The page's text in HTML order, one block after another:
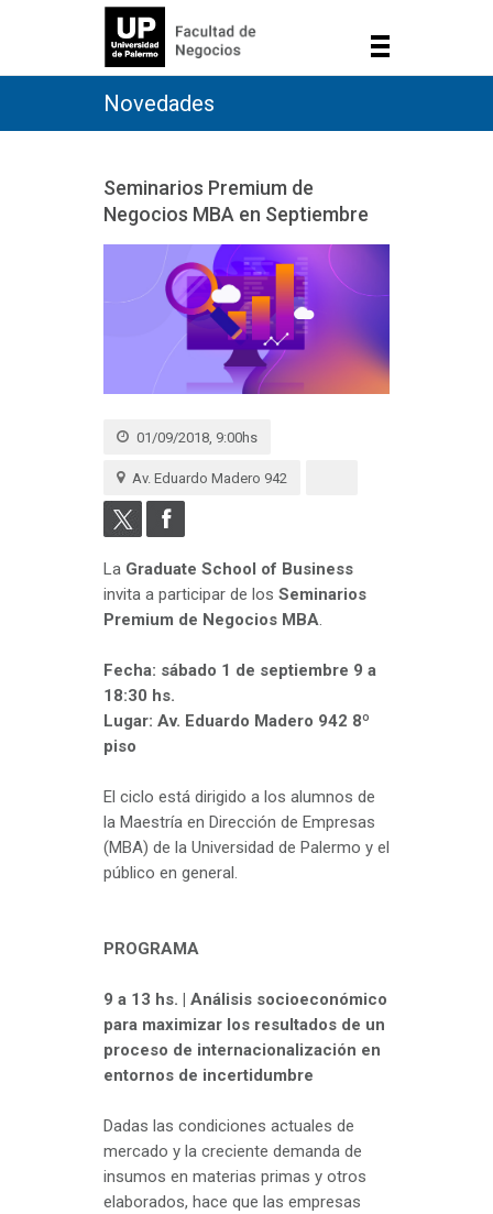
Novedades
Seminarios Premium de
Negocios MBA en Septiembre
01/09/2018, 9:00hs
Av. Eduardo Madero 942
La Graduate School of Business
invita a participar de los Seminarios
Premium de Negocios MBA.
Fecha: sábado 1 de septiembre 9 a
18:30 hs.
Lugar: Av. Eduardo Madero 942 8º
piso
El ciclo está dirigido a los alumnos de
la Maestría en Dirección de Empresas
(MBA) de la Universidad de Palermo y el
público en general.
PROGRAMA
9 a 13 hs. | Análisis socioeconómico
para maximizar los resultados de un
proceso de internacionalización en
entornos de incertidumbre
Dadas las condiciones actuales de
mercado y la creciente demanda de
insumos en materias primas y otros
elaborados, hace que las empresas